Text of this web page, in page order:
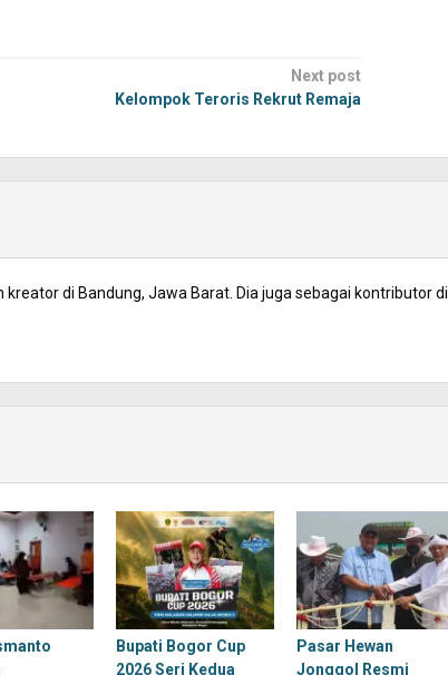
Next post
Kelompok Teroris Rekrut Remaja
di Bandung, Jawa Barat. Dia juga sebagai kontributor di
Bupati Bogor Cup
2026 Seri Kedua
Pasar Hewan
Jonggol Resmi